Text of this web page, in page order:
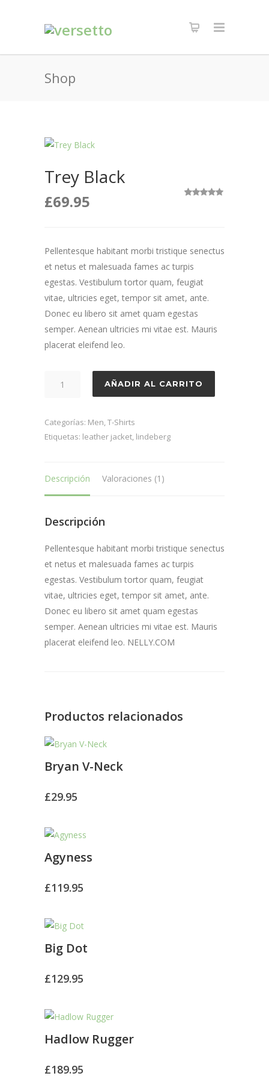
Shop
Trey Black
cliente
£69.95
Pellentesque habitant morbi tristique senectus
et netus et malesuada fames ac turpis
egestas. Vestibulum tortor quam, feugiat
vitae, ultricies eget, tempor sit amet, ante.
Donec eu libero sit amet quam egestas
semper. Aenean ultricies mi vitae est. Mauris
placerat eleifend leo.
AÑADIR AL CARRITO
Categorías: Men,T-Shirts
Etiquetas: leather jacket, lindeberg
Descripción Valoraciones (1)
Descripción
Pellentesque habitant morbi tristique senectus
et netus et malesuada fames ac turpis
egestas. Vestibulum tortor quam, feugiat
vitae, ultricies eget, tempor sit amet, ante.
Donec eu libero sit amet quam egestas
semper. Aenean ultricies mi vitae est. Mauris
placerat eleifend leo. NELLY.COM
Productos relacionados
Bryan V-Neck
£29.95
Agyness
£119.95
Big Dot
£129.95
Hadlow Rugger
£189.95